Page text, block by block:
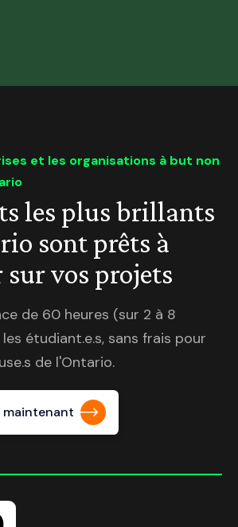
et les organisations à but non
les plus brillants
sont prêts à
vos projets
de 60 heures (sur 2 à 8
étudiant.e.s, sans frais pour
de l'Ontario.